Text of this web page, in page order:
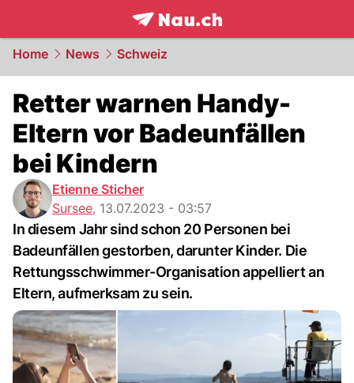
frontpage.NAU.ch
Home News Schweiz
Retter warnen Handy-
Eltern vor Badeunfällen
bei Kindern
Etienne Sticher
Sursee, 13.07.2023 - 03:57
In diesem Jahr sind schon 20 Personen bei
Badeunfällen gestorben, darunter Kinder. Die
Rettungsschwimmer-Organisation appelliert an
Eltern, aufmerksam zu sein.